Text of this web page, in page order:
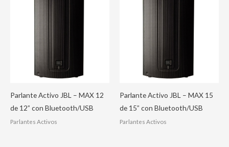
Parlante Activo JBL – MAX 12
de 12” con Bluetooth/USB
Parlantes Activos
Parlante Activo JBL – MAX 15
de 15” con Bluetooth/USB
Parlantes Activos